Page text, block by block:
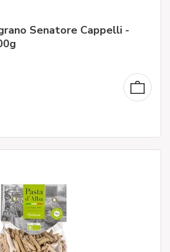
Senatore Cappelli -